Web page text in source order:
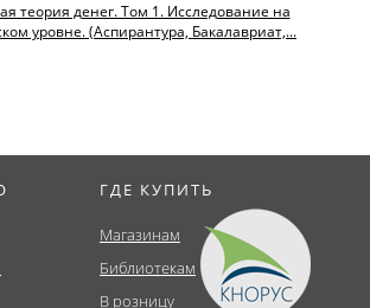
теория денег. Том 1. Исследование на
уровне. (Аспирантура, Бакалавриат,...
ГДЕ КУПИТЬ
Магазинам
Библиотекам
В розницу